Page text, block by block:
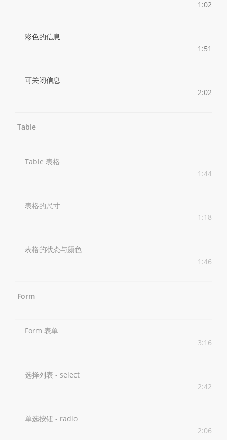
1:02
彩色的信息
1:51
可关闭信息
2:02
Table
Table 表格
1:44
表格的尺寸
1:18
表格的状态与颜色
1:46
Form
Form 表单
3:16
选择列表 - select
2:42
单选按钮 - radio
2:06